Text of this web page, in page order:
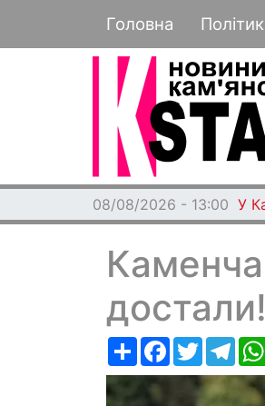
Основная
Головна
08/08/2026 - 13:00 У
достали!
РесурсFacebook
Twitter